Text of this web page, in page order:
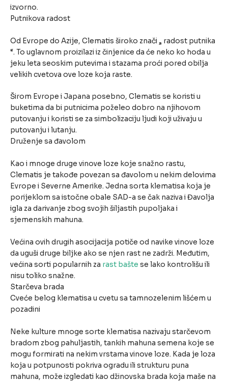
izvorno.
Putnikova radost
Od Evrope do Azije, Clematis široko znači „ radost putnika
“. To uglavnom proizilazi iz činjenice da će neko ko hoda u
jeku leta seoskim putevima i stazama proći pored obilja
velikih cvetova ove loze koja raste.
Širom Evrope i Japana posebno, Clematis se koristi u
buketima da bi putnicima poželeo dobro na njihovom
putovanju i koristi se za simbolizaciju ljudi koji uživaju u
putovanju i lutanju.
Druženje sa đavolom
Kao i mnoge druge vinove loze koje snažno rastu,
Clematis je takođe povezan sa đavolom u nekim delovima
Evrope i Severne Amerike. Jedna sorta klematisa koja je
porijeklom sa istočne obale SAD-a se čak naziva i Đavolja
igla za darivanje zbog svojih šiljastih pupoljaka i
sjemenskih mahuna.
Većina ovih drugih asocijacija potiče od navike vinove loze
da uguši druge biljke ako se njen rast ne zadrži. Međutim,
većina sorti popularnih za rast bašte se lako kontrolišu ili
nisu toliko snažne.
Starčeva brada
Cveće belog klematisa u cvetu sa tamnozelenim lišćem u
pozadini
Neke kulture mnoge sorte klematisa nazivaju starčevom
bradom zbog pahuljastih, tankih mahuna semena koje se
mogu formirati na nekim vrstama vinove loze. Kada je loza
koja u potpunosti pokriva ogradu ili strukturu puna
mahuna, može izgledati kao džinovska brada koja maše na